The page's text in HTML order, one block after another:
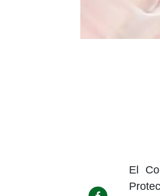
El